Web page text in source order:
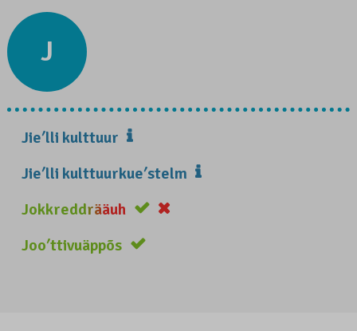
J
Jieʹlli kulttuur
Jieʹlli kulttuurkueʹstelm
Jokkreddrääuh
Jooʹttivuäppõs